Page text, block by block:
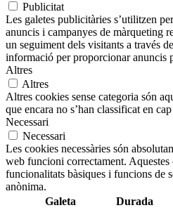
Publicitat
Les galetes publicitàries s’utilitzen
anuncis i campanyes de màrqueting
un seguiment dels visitants a través
informació per proporcionar anuncis
Altres
Altres
Altres cookies sense categoria són
que encara no s’han classificat en
Necessari
Necessari
Les cookies necessàries són
web funcioni correctament. Aquestes
funcionalitats bàsiques i funcions de
anònima.
Galeta
Durada